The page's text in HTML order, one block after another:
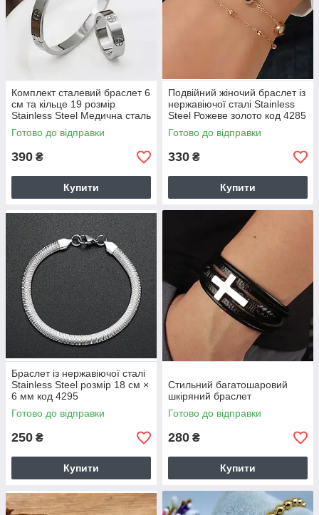
Комплект сталевий браслет 6
см та кільце 19 розмір
Stainless Steel Медична сталь
Код 6680
Готово до відправки
390 ₴
Купити
Подвійний жіночий браслет із
нержавіючої сталі Stainless
Steel Рожеве золото код 4285
Готово до відправки
330 ₴
Купити
Браслет із нержавіючої сталі
Stainless Steel розмір 18 см ×
6 мм код 4295
Готово до відправки
250 ₴
Купити
Стильний багатошаровий
шкіряний браслет
Готово до відправки
280 ₴
Купити